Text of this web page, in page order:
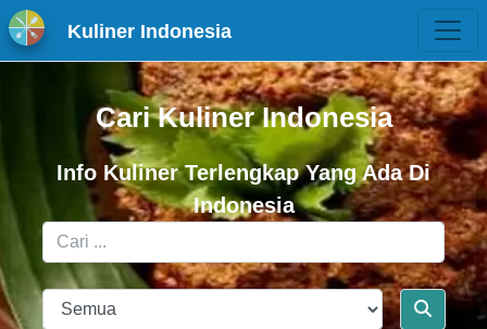
Kuliner Indonesia
Cari Kuliner Indonesia
Info Kuliner Terlengkap Yang Ada Di
Indonesia